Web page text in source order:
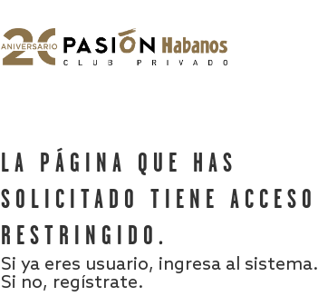
LA PÁGINA QUE HAS
SOLICITADO TIENE ACCESO
RESTRINGIDO.
Si ya eres usuario, ingresa al sistema.
Si no, regístrate.